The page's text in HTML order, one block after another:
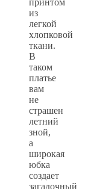
из
легкой
хлопковой
ткани.
В
таком
платье
вам
не
страшен
летний
зной,
а
широкая
юбка
создает
загадочный